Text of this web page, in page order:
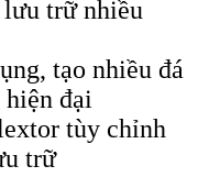
trữ nhiều
tạo nhiều đá
hiện đại
tùy chỉnh
trữ